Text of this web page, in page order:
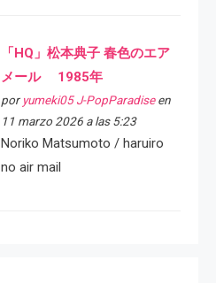
「HQ」松本典子 春色のエア
メール 1985年
por yumeki05 J-PopParadiseen
11 marzo 2026 a las 5:23
Noriko Matsumoto / haruiro
no air mail